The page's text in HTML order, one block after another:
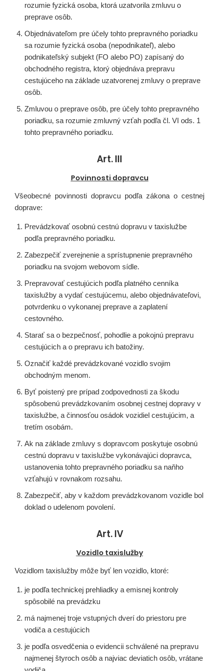
rozumie fyzická osoba, ktorá uzatvorila zmluvu o
preprave osôb.
Objednávateľom pre účely tohto prepravného poriadku
sa rozumie fyzická osoba (nepodnikateľ), alebo
podnikateľský subjekt (FO alebo PO) zapísaný do
obchodného registra, ktorý objednáva prepravu
cestujúceho na základe uzatvorenej zmluvy o preprave
osôb.
Zmluvou o preprave osôb, pre účely tohto prepravného
poriadku, sa rozumie zmluvný vzťah podľa čl. VI ods. 1
tohto prepravného poriadku.
Art. III
Povinnosti dopravcu
Všeobecné povinnosti dopravcu podľa zákona o cestnej
doprave:
Prevádzkovať osobnú cestnú dopravu v taxislužbe
podľa prepravného poriadku.
Zabezpečiť zverejnenie a sprístupnenie prepravného
poriadku na svojom webovom sídle.
Prepravovať cestujúcich podľa platného cenníka
taxislužby a vydať cestujúcemu, alebo objednávateľovi,
potvrdenku o vykonanej preprave a zaplatení
cestovného.
Starať sa o bezpečnosť, pohodlie a pokojnú prepravu
cestujúcich a o prepravu ich batožiny.
Označiť každé prevádzkované vozidlo svojim
obchodným menom.
Byť poistený pre prípad zodpovednosti za škodu
spôsobenú prevádzkovaním osobnej cestnej dopravy v
taxislužbe, a činnosťou osádok vozidiel cestujúcim, a
tretím osobám.
Ak na základe zmluvy s dopravcom poskytuje osobnú
cestnú dopravu v taxislužbe vykonávajúci dopravca,
ustanovenia tohto prepravného poriadku sa naňho
vzťahujú v rovnakom rozsahu.
Zabezpečiť, aby v každom prevádzkovanom vozidle bol
doklad o udelenom povolení.
Art. IV
Vozidlo taxislužby
Vozidlom taxislužby môže byť len vozidlo, ktoré:
je podľa technickej prehliadky a emisnej kontroly
spôsobilé na prevádzku
má najmenej troje vstupných dverí do priestoru pre
vodiča a cestujúcich
je podľa osvedčenia o evidencii schválené na prepravu
najmenej štyroch osôb a najviac deviatich osôb, vrátane